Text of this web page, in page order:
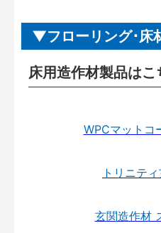
フローリング･床
床用造作材製品はこ
WPCマットコ
トリニテ
玄関造作材